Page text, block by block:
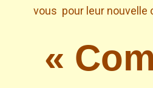
vous pour leur nouvelle
«